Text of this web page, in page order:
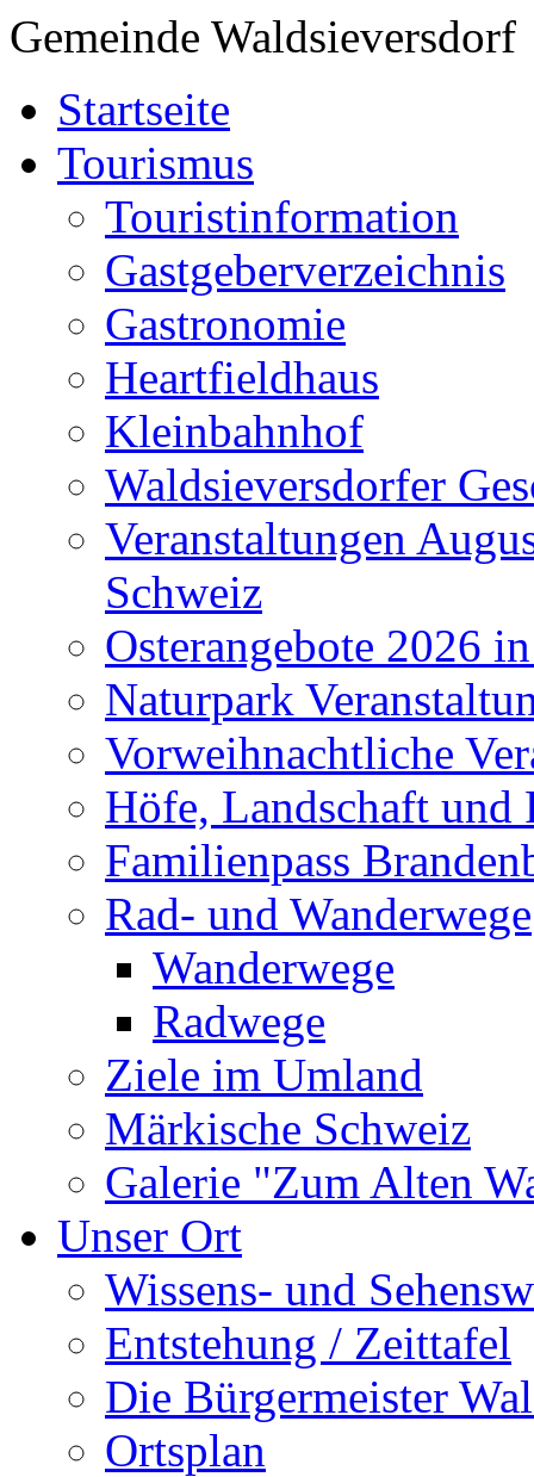
Gemeinde Waldsieversdorf
Startseite
Tourismus
Touristinformation
Gastgeberverzeichnis
Gastronomie
Heartfieldhaus
Kleinbahnhof
Waldsieversdorfer
Veranstaltungen
Schweiz
Osterangebote 2026
Naturpark
Vorweihnachtliche
Höfe, Landschaft und
Familienpass
Rad- und Wanderwege
Wanderwege
Radwege
Ziele im Umland
Märkische Schweiz
Galerie "Zum Alten
Unser Ort
Wissens- und
Entstehung / Zeittafel
Die Bürgermeister
Ortsplan